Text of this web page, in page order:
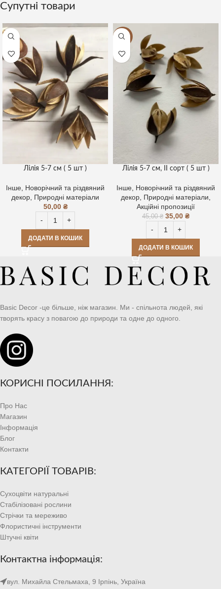
Супутні товари
Лілія 5-7 см ( 5 шт )
Інше Новорічний та різдвяний
декор Природні матеріали
50,00 ₴
ДОДАТИ В КОШИК
-22%
Лілія 5-7 см, ІІ сорт ( 5 шт )
Інше Новорічний та різдвяний
декор Природні матеріали
Акційні пропозиції
45,00₴ 35,00 ₴
ДОДАТИ В КОШИК
Basic Decor -це більше, ніж магазин. Ми - спільнота людей, які
творять красу з повагою до природи та одне до одного.
КОРИСНІ ПОСИЛАННЯ:
Про Нас
Магазин
Інформація
Блог
Контакти
КАТЕГОРІЇ ТОВАРІВ:
Сухоцвіти натуральні
Стабілізовані рослини
Стрічки та мереживо
Флористичні інструменти
Штучні квіти
Контактна інформація:
вул. Михайла Стельмаха, 9 Ірпінь, Україна